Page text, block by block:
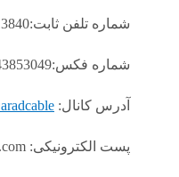
شماره تلفن ثابت:02136613840
شماره فکس:02143853049
آدرس کانال: aradcable@
پست الکترونیکی: aradcable@gmail.com